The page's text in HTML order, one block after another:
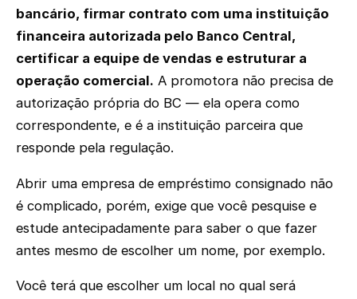
bancário, firmar contrato com uma instituição
financeira autorizada pelo Banco Central,
certificar a equipe de vendas e estruturar a
operação comercial. A promotora não precisa de
autorização própria do BC — ela opera como
correspondente, e é a instituição parceira que
responde pela regulação.
Abrir uma empresa de empréstimo consignado não
é complicado, porém, exige que você pesquise e
estude antecipadamente para saber o que fazer
antes mesmo de escolher um nome, por exemplo.
Você terá que escolher um local no qual será